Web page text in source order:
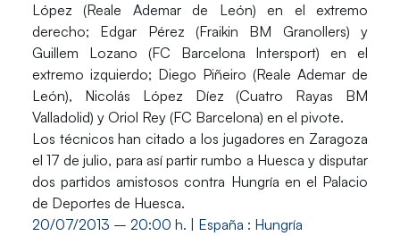
López (Reale Ademar de León) en el extremo
derecho; Edgar Pérez (Fraikin BM Granollers) y
Guillem Lozano (FC Barcelona Intersport) en el
extremo izquierdo; Diego Piñeiro (Reale Ademar de
León), Nicolás López Díez (Cuatro Rayas BM
Valladolid) y Oriol Rey(FC Barcelona) en el pivote.
Los técnicos han citado a los jugadores en Zaragoza
el 17 de julio, para así partir rumbo a Huesca y disputar
dos partidos amistosos contra Hungría en el Palacio
de Deportes de Huesca.
20/07/2013 – 20:00 h. | España : Hungría